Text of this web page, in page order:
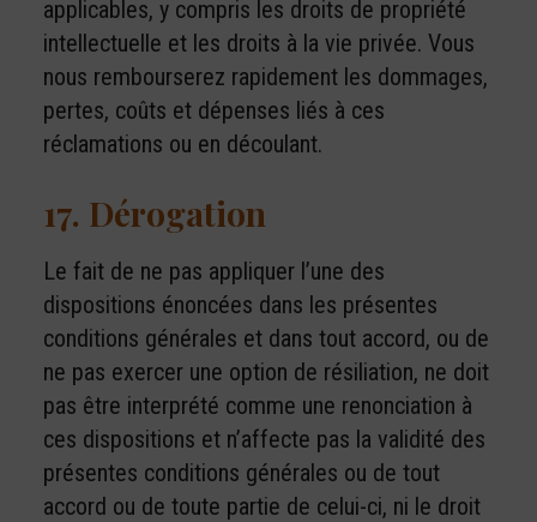
applicables, y compris les droits de propriété
intellectuelle et les droits à la vie privée. Vous
nous rembourserez rapidement les dommages,
pertes, coûts et dépenses liés à ces
réclamations ou en découlant.
17. Dérogation
Le fait de ne pas appliquer l’une des
dispositions énoncées dans les présentes
conditions générales et dans tout accord, ou de
ne pas exercer une option de résiliation, ne doit
pas être interprété comme une renonciation à
ces dispositions et n’affecte pas la validité des
présentes conditions générales ou de tout
accord ou de toute partie de celui-ci, ni le droit